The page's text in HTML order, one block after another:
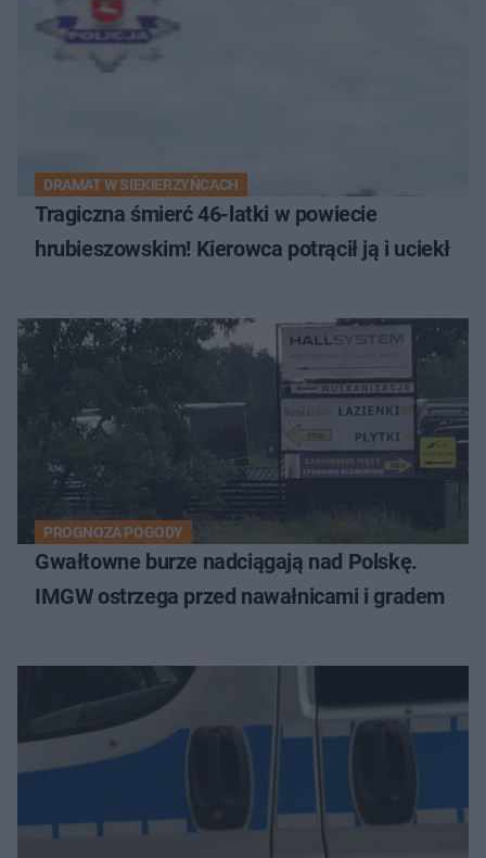
DRAMAT W SIEKIERZYŃCACH
Tragiczna śmierć 46-latki w powiecie
hrubieszowskim! Kierowca potrącił ją i uciekł
PROGNOZA POGODY
Gwałtowne burze nadciągają nad Polskę.
IMGW ostrzega przed nawałnicami i gradem